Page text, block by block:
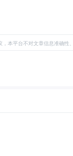
本平台不对文章信息准确